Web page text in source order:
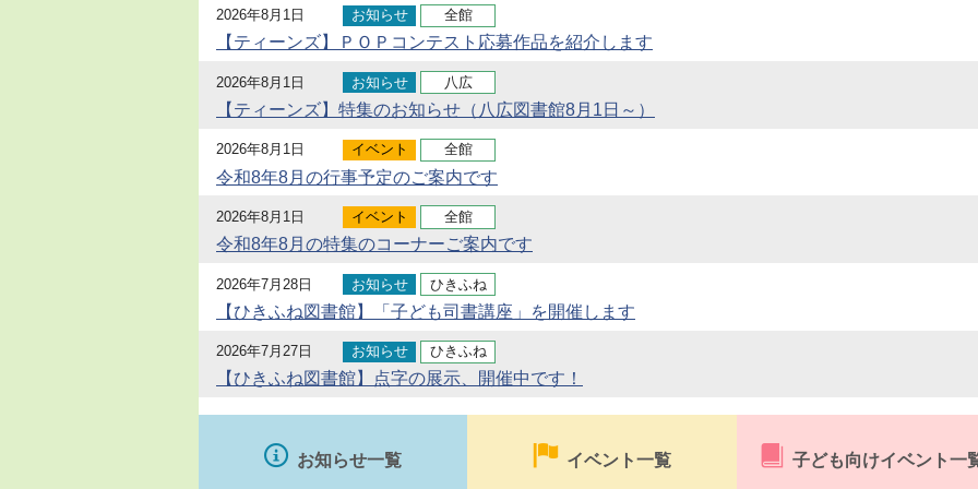
2026年8月1日 お知らせ 全館
【ティーンズ】ＰＯＰコンテスト応募作品を紹介します
2026年8月1日 お知らせ 八広
【ティーンズ】特集のお知らせ（八広図書館8月1日～）
2026年8月1日 イベント 全館
令和8年8月の行事予定のご案内です
2026年8月1日 イベント 全館
令和8年8月の特集のコーナーご案内です
2026年7月28日 お知らせ ひきふね
【ひきふね図書館】「子ども司書講座」を開催します
2026年7月27日 お知らせ ひきふね
【ひきふね図書館】点字の展示、開催中です！
お知らせ一覧 イベント一覧 子ども向けイベント一